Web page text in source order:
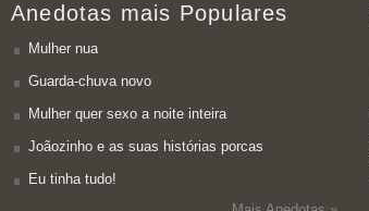
Anedotas mais Populares
Mulher nua
Guarda-chuva novo
Mulher quer sexo a noite inteira
Joãozinho e as suas histórias porcas
Eu tinha tudo!